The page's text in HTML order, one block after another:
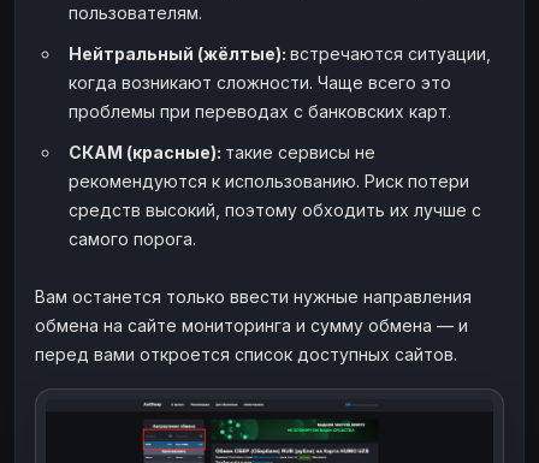
пользователям.
Нейтральный (жёлтые): встречаются ситуации,
когда возникают сложности. Чаще всего это
проблемы при переводах с банковских карт.
СКАМ (красные): такие сервисы не
рекомендуются к использованию. Риск потери
средств высокий, поэтому обходить их лучше с
самого порога.
Вам останется только ввести нужные направления
обмена на сайте мониторинга и сумму обмена — и
перед вами откроется список доступных сайтов.